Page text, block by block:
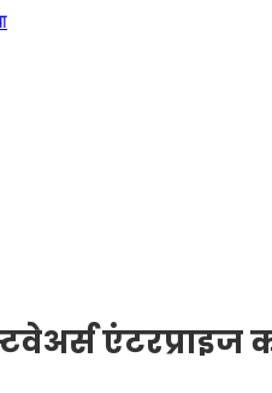
एंटरप्राइज